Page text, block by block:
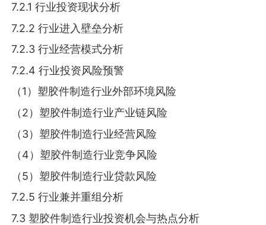
7.2.1 行业投资现状分析
7.2.2 行业进入壁垒分析
7.2.3 行业经营模式分析
7.2.4 行业投资风险预警
（1）塑胶件制造行业外部环境风险
（2）塑胶件制造行业产业链风险
（3）塑胶件制造行业经营风险
（4）塑胶件制造行业竞争风险
（5）塑胶件制造行业贷款风险
7.2.5 行业兼并重组分析
7.3 塑胶件制造行业投资机会与热点分析